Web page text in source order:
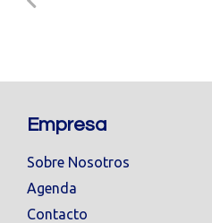
Empresa
Sobre Nosotros
Agenda
Contacto